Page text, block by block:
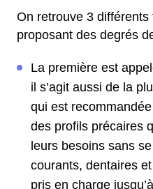
On retrouve 3
proposant des degrés
La première est
il s’agit aussi de la
qui est
des profils précaires
leurs besoins sans
courants, dentaires
pris en charge